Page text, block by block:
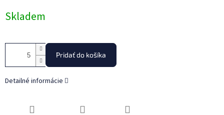
cena:
Skladem
Pridať do košíka
Detailné informácie